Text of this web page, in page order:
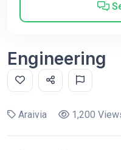
Engineering
Araivia 1,200